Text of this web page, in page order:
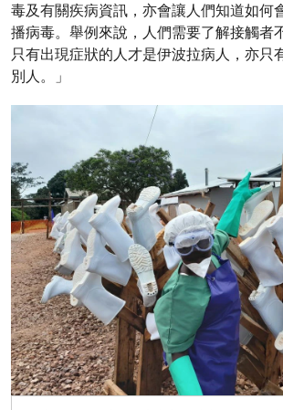
毒及有關疾病資訊，亦會讓人們知道如何
播病毒。舉例來說，人們需要了解接觸者
只有出現症狀的人才是伊波拉病人，亦只
別人。」